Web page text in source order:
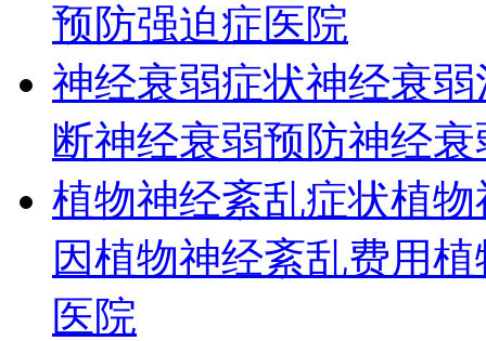
预防强迫症医院
神经衰弱症状神经衰弱
断神经衰弱预防神经
植物神经紊乱症状植物
因植物神经紊乱费用植
医院